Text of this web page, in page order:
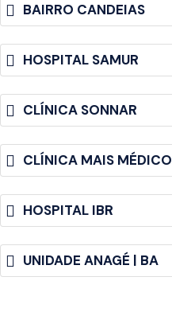
BAIRRO CANDEIAS
HOSPITAL SAMUR
CLÍNICA SONNAR
CLÍNICA MAIS MÉDICO
HOSPITAL IBR
UNIDADE ANAGÉ | BA